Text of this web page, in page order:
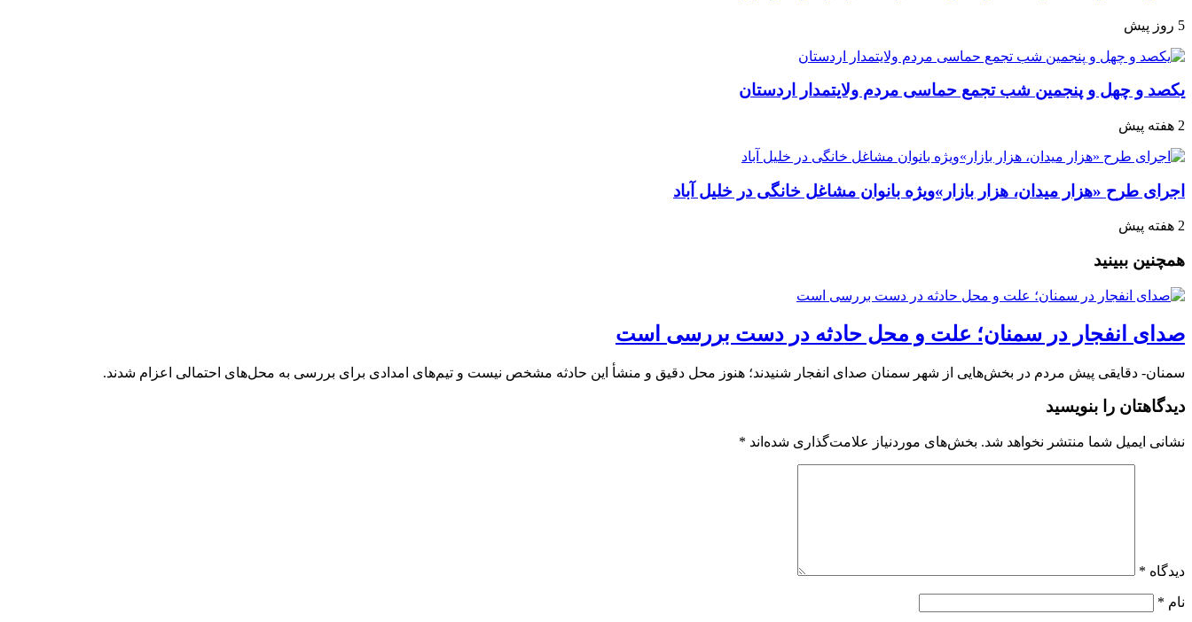
5 روز پیش
یکصد و چهل و پنجمین شب تجمع‌ حماسی مردم‌ ولایتمدار اردستان
2 هفته پیش
اجرای طرح «هزار میدان، هزار بازار»ویژه بانوان مشاغل خانگی در خلیل آباد
2 هفته پیش
همچنین ببینید
صدای انفجار در سمنان؛ علت و محل حادثه در دست بررسی است
سمنان- دقایقی پیش مردم در بخش‌هایی از شهر سمنان صدای انفجار شنیدند؛ هنوز محل دقیق و منشأ این حادثه مشخص نیست و تیم‌های امدادی برای بررسی به محل‌های احتمالی اعزام شدند.
دیدگاهتان را بنویسید
نشانی ایمیل شما منتشر نخواهد شد. بخش‌های موردنیاز علامت‌گذاری شده‌اند *
دیدگاه *
نام *